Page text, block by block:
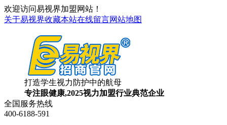
欢迎访问易视界加盟网站！
关于易视界收藏本站在线留言网站地图
打造学生视力防护中的航母
专注眼健康,2025视力加盟行业典范企业
全国服务热线
400-6188-591